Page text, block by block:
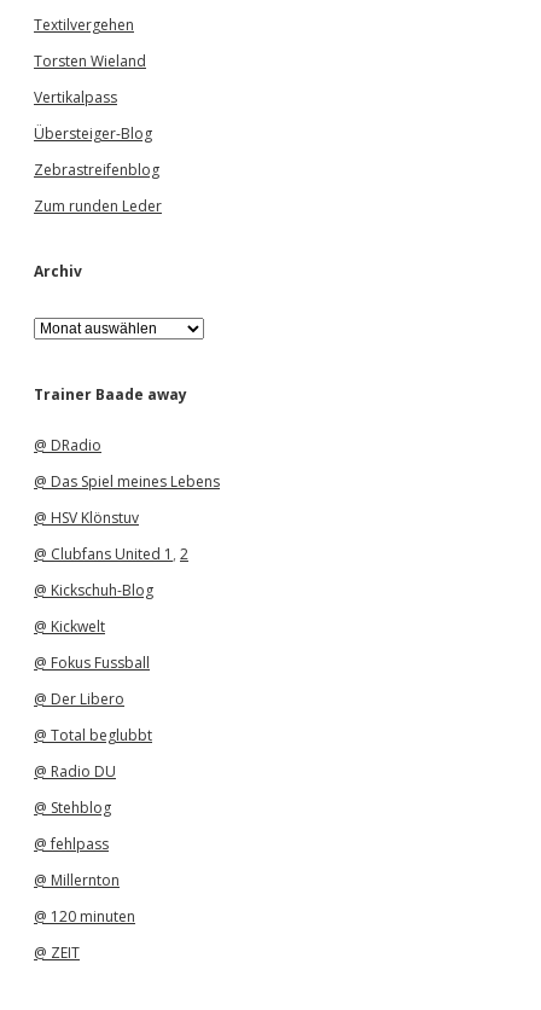
Textilvergehen
Torsten Wieland
Vertikalpass
Übersteiger-Blog
Zebrastreifenblog
Zum runden Leder
Archiv
A
r
h
Trainer Baade away
@ DRadio
@ Das Spiel meines Lebens
@ HSV Klönstuv
@ Clubfans United 1 , 2
@ Kickschuh-Blog
@ Kickwelt
@ Fokus Fussball
@ Der Libero
@ Total beglubbt
@ Radio DU
@ Stehblog
@ fehlpass
@ Millernton
@ 120 minuten
@ ZEIT